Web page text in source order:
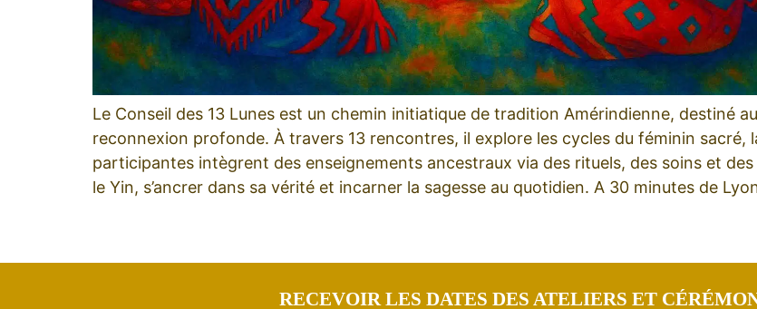
Le Conseil des 13 Lunes est un chemin initiatique de tradition Amérindienne, destiné
reconnexion profonde. À travers 13 rencontres, il explore les cycles du féminin sacré,
participantes intègrent des enseignements ancestraux via des rituels, des soins et
le Yin, s’ancrer dans sa vérité et incarner la sagesse au quotidien. A 30 minutes de
RECEVOIR LES DATES DES ATELIERS ET